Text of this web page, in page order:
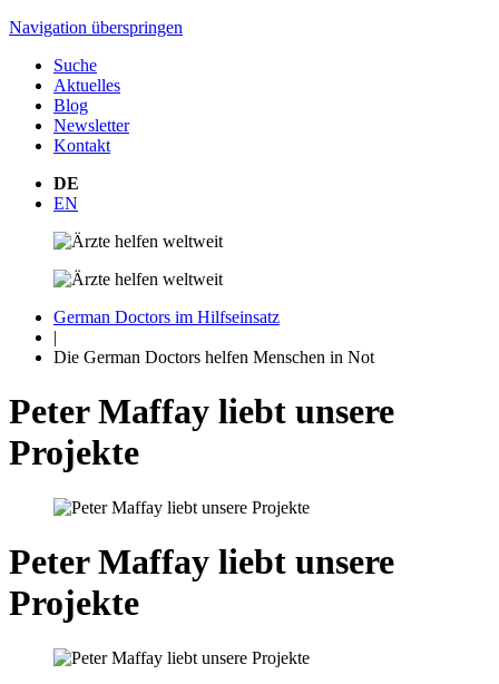
Navigation überspringen
Suche
Aktuelles
Blog
Newsletter
Kontakt
DE
EN
German Doctors im Hilfseinsatz
|
Die German Doctors helfen Menschen in Not
Peter Maffay liebt unsere
Projekte
Peter Maffay liebt unsere
Projekte